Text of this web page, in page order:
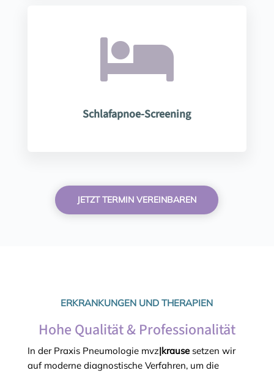

Schlafapnoe-Screening
JETZT TERMIN VEREINBAREN
ERKRANKUNGEN UND THERAPIEN
Hohe Qualität & Professionalität
In der Praxis Pneumologie mvz|krausesetzen wir
auf moderne diagnostische Verfahren, um die